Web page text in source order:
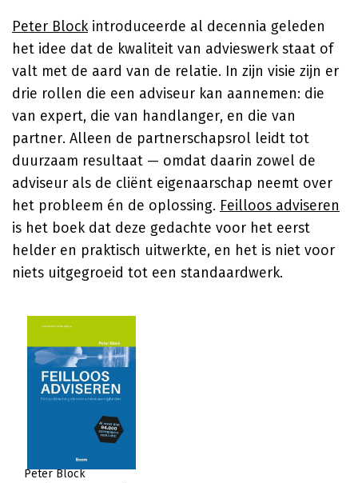
Peter Blockintroduceerde al decennia geleden
het idee dat de kwaliteit van advieswerk staat of
valt met de aard van de relatie. In zijn visie zijn er
drie rollen die een adviseur kan aannemen: die
van expert, die van handlanger, en die van
partner. Alleen de partnerschapsrol leidt tot
duurzaam resultaat — omdat daarin zowel de
adviseur als de cliënt eigenaarschap neemt over
het probleem én de oplossing. Feilloos adviseren
is het boek dat deze gedachte voor het eerst
helder en praktisch uitwerkte, en het is niet voor
niets uitgegroeid tot een standaardwerk.
Peter Block